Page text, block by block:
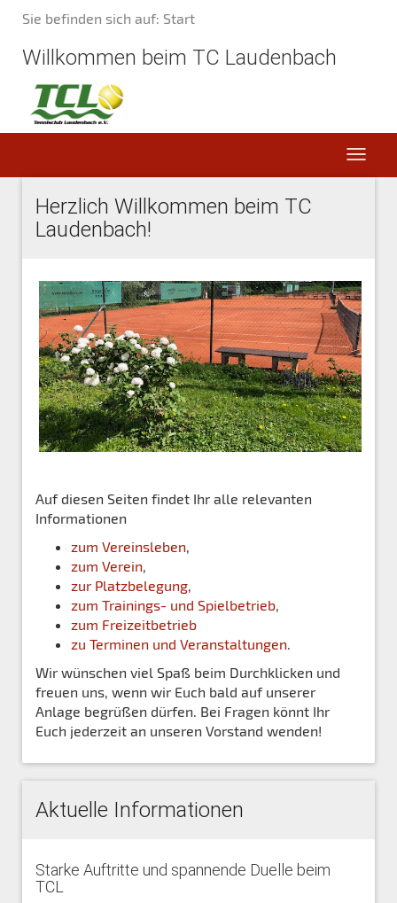
Sie befinden sich auf: Start
Willkommen beim TC Laudenbach
Herzlich Willkommen beim TC
Laudenbach!
Auf diesen Seiten findet Ihr alle relevanten
Informationen
zum Vereinsleben,
zum Verein,
zur Platzbelegung,
zum Trainings- und Spielbetrieb,
zum Freizeitbetrieb
zu Terminen und Veranstaltungen.
Wir wünschen viel Spaß beim Durchklicken und
freuen uns, wenn wir Euch bald auf unserer
Anlage begrüßen dürfen. Bei Fragen könnt Ihr
Euch jederzeit an unseren Vorstand wenden!
Aktuelle Informationen
Starke Auftritte und spannende Duelle beim
TCL